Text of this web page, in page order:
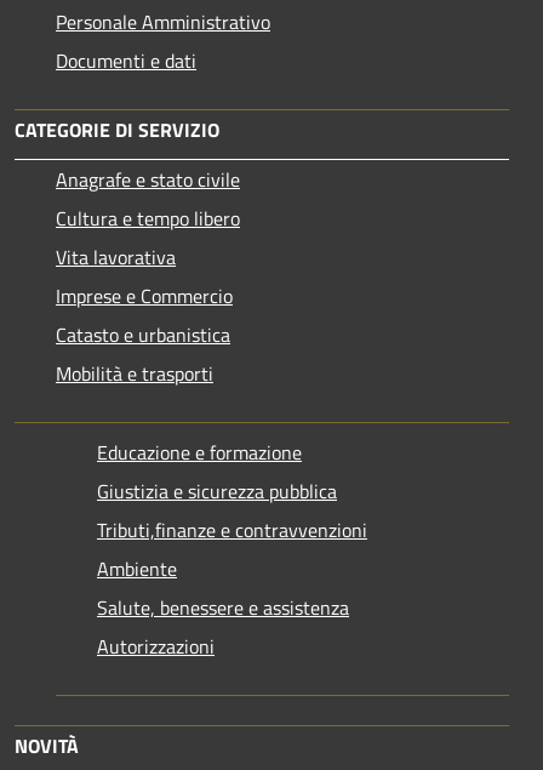
Personale Amministrativo
Documenti e dati
CATEGORIE DI SERVIZIO
Anagrafe e stato civile
Cultura e tempo libero
Vita lavorativa
Imprese e Commercio
Catasto e urbanistica
Mobilità e trasporti
Educazione e formazione
Giustizia e sicurezza pubblica
Tributi,finanze e contravvenzioni
Ambiente
Salute, benessere e assistenza
Autorizzazioni
NOVITÀ